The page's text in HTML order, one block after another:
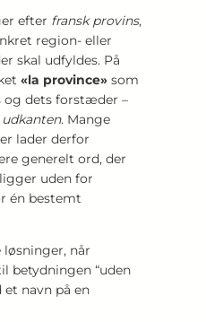
efter fransk provins,
region- eller
skal udfyldes. På
«la province» som
dets forstæder –
udkanten. Mange
lader derfor
generelt ord, der
uden for
én bestemt
løsninger, når
betydningen “uden
et navn på en